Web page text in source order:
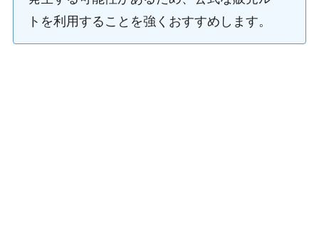
トを利用することを強くおすすめします。